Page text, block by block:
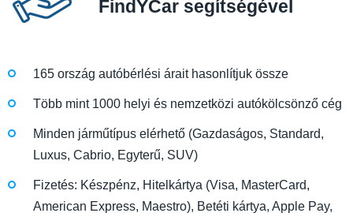
FindYCar segítségével
165 ország autóbérlési árait hasonlítjuk össze
Több mint 1000 helyi és nemzetközi autókölcsönző cég
Minden járműtípus elérhető (Gazdaságos, Standard,
Luxus, Cabrio, Egyterű, SUV)
Fizetés: Készpénz, Hitelkártya (Visa, MasterCard,
American Express, Maestro), Betéti kártya, Apple Pay,